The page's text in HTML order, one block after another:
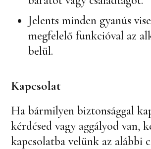
Jelents minden gyanús
megfelelő funkcióval az
belül.
Kapcsolat
Ha bármilyen biztonsággal
kérdésed vagy aggályod van,
kapcsolatba velünk az alábbi